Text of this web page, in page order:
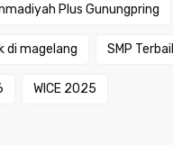
Plus Gunungpring
di magelang SMP
WICE 2025